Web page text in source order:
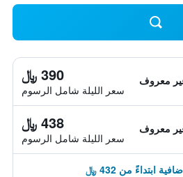
معروف 390 ﷼
سعر الليلة شامل الرسوم
معروف 438 ﷼
سعر الليلة شامل الرسوم